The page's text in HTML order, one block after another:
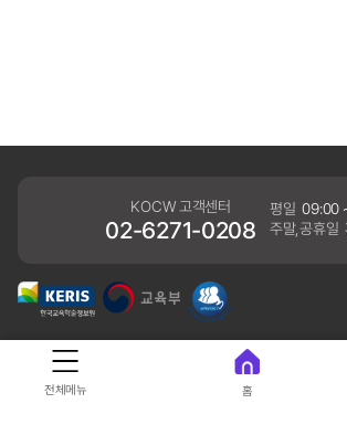
KOCW 고객센터
02-6271-0208
평일 09:00
주말,공휴일
개인정보처리방침
41061 대구광역시 동구 동내로 64 (동내동 1119) 우
전체메뉴 홈